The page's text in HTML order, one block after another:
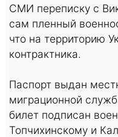
СМИ переписку с
сам пленный
что на территорию
контрактника.
Паспорт выдан
миграционной
билет подписан
Топчихинскому и